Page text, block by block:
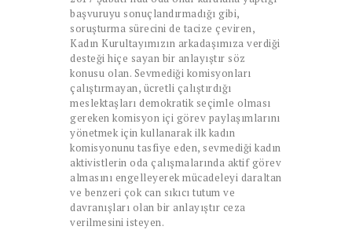
başvuruyu sonuçlandırmadığı gibi,
soruşturma sürecini de tacize çeviren,
Kadın Kurultayımızın arkadaşımıza verdiği
desteği hiçe sayan bir anlayıştır söz
konusu olan. Sevmediği komisyonları
çalıştırmayan, ücretli çalıştırdığı
meslektaşları demokratik seçimle olması
gereken komisyon içi görev paylaşımlarını
yönetmek için kullanarak ilk kadın
komisyonunu tasfiye eden, sevmediği kadın
aktivistlerin oda çalışmalarında aktif görev
almasını engelleyerek mücadeleyi daraltan
ve benzeri çok can sıkıcı tutum ve
davranışları olan bir anlayıştır ceza
verilmesini isteyen.